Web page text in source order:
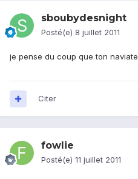
sboubydesnight
Posté(e) 8 juillet 2011
je pense du coup que ton
Citer
fowlie
Posté(e) 11 juillet 2011